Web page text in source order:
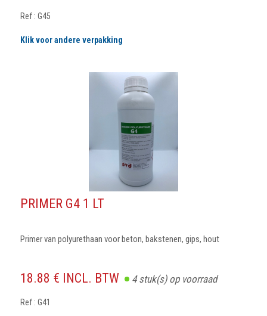
Ref : G45
Klik voor andere verpakking
PRIMER G4 1 LT
Primer van polyurethaan voor beton, bakstenen, gips, hout
18.88 € INCL. BTW 4stuk(s) op voorraad
Ref : G41